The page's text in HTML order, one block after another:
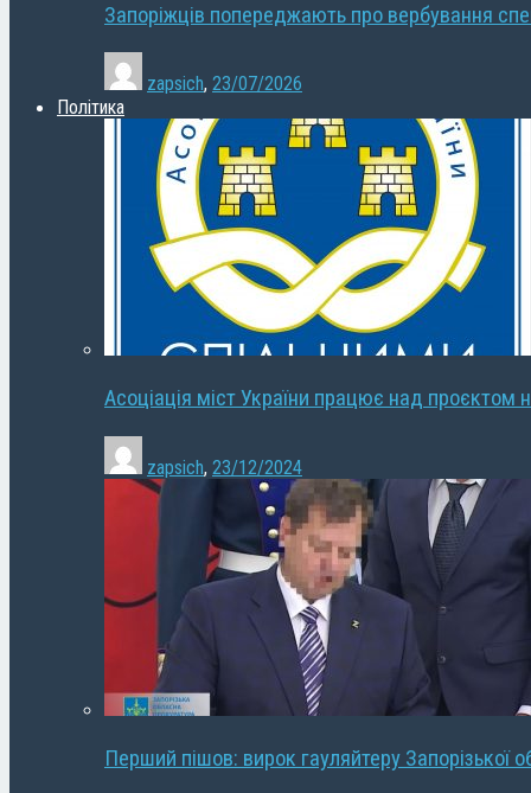
Запоріжців попереджають про вербування
zapsich, 23/07/2026
Політика
Асоціація міст України працює над проєктом
zapsich, 23/12/2024
Перший пішов: вирок гауляйтеру Запорізької